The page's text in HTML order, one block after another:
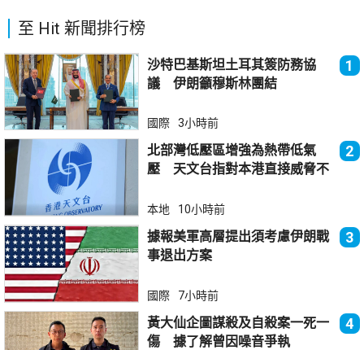
至 Hit 新聞排行榜
沙特巴基斯坦土耳其簽防務協
議 伊朗籲穆斯林團結
1
國際 3小時前
北部灣低壓區增強為熱帶低氣
壓 天文台指對本港直接威脅不
2
本地 10小時前
據報美軍高層提出須考慮伊朗戰
事退出方案
3
國際 7小時前
黃大仙企圖謀殺及自殺案一死一
傷 據了解曾因噪音爭執
4